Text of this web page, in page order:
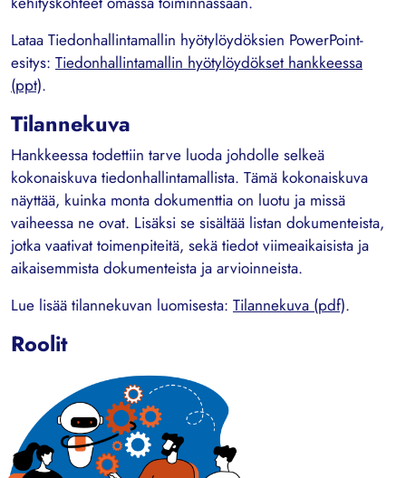
Lataa Tiedonhallintamallin hyötylöydöksien PowerPoint-
esitys: Tiedonhallintamallin hyötylöydökset hankkeessa
(ppt).
Tilannekuva
Hankkeessa todettiin tarve luoda johdolle selkeä
kokonaiskuva tiedonhallintamallista. Tämä kokonaiskuva
näyttää, kuinka monta dokumenttia on luotu ja missä
vaiheessa ne ovat. Lisäksi se sisältää listan dokumenteista,
jotka vaativat toimenpiteitä, sekä tiedot viimeaikaisista ja
aikaisemmista dokumenteista ja arvioinneista.
Lue lisää tilannekuvan luomisesta: Tilannekuva (pdf).
Roolit